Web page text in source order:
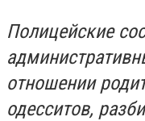
Полицейские
отношении
одесситов,